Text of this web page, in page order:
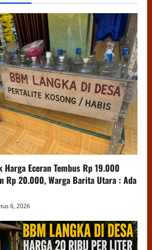
Harga Eceran Tembus Rp 19.000
Rp 20.000, Warga Barita Utara : Ada
6, 2026